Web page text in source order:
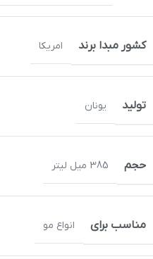
کشور مبدا برند امریکا
تولید یونان
حجم 385 میل لیتر
مناسب برای انواع مو